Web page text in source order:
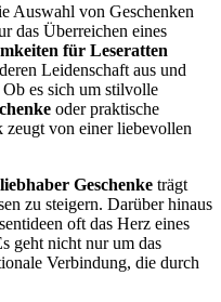
Auswahl von Geschenken
das Überreichen eines
für Leseratten
Leidenschaft aus und
es sich um stilvolle
oder praktische
von einer liebevollen
Geschenke trägt
zu steigern. Darüber hinaus
oft das Herz eines
geht nicht nur um das
Verbindung, die durch